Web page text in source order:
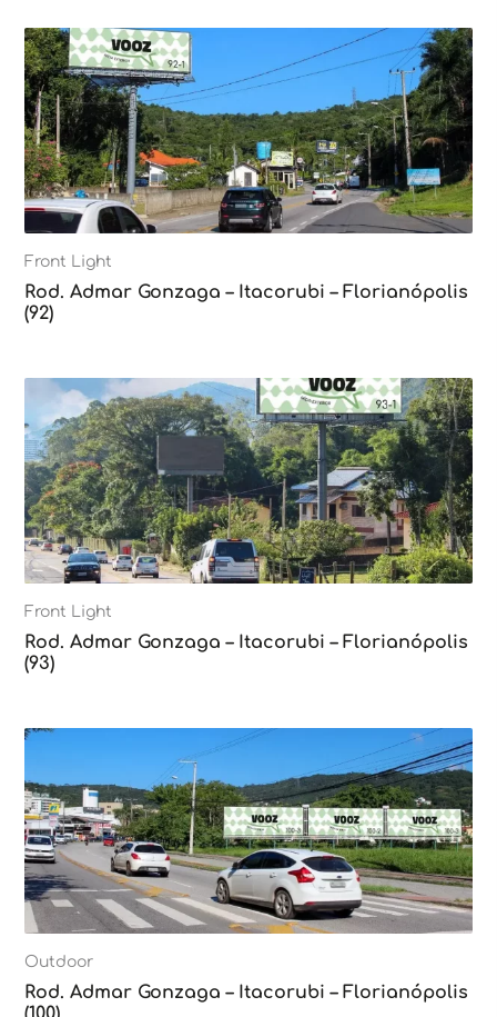
Front Light
Rod. Admar Gonzaga – Itacorubi – Florianópolis
(92)
Front Light
Rod. Admar Gonzaga – Itacorubi – Florianópolis
(93)
Outdoor
Rod. Admar Gonzaga – Itacorubi – Florianópolis